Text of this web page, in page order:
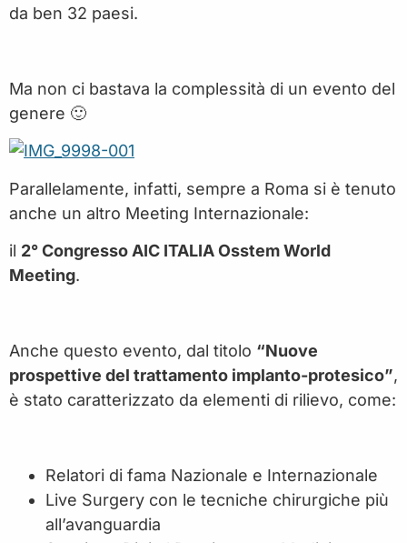
da ben 32 paesi.
Ma non ci bastava la complessità di un evento del
genere 🙂
Parallelamente, infatti, sempre a Roma si è tenuto
anche un altro Meeting Internazionale:
il 2° Congresso AIC ITALIA Osstem World
Meeting.
Anche questo evento, dal titolo “Nuove
prospettive del trattamento implanto-protesico”,
è stato caratterizzato da elementi di rilievo, come:
Relatori di fama Nazionale e Internazionale
Live Surgery con le tecniche chirurgiche più
all’avanguardia